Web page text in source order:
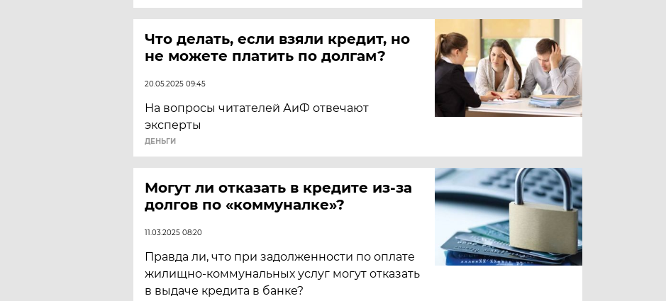
Что делать, если взяли кредит, но
не можете платить по долгам?
20.05.2025 09:45
На вопросы читателей АиФ отвечают
эксперты
ДЕНЬГИ
Могут ли отказать в кредите из-за
долгов по «коммуналке»?
11.03.2025 08:20
Правда ли, что при задолженности по оплате
жилищно-коммунальных услуг могут отказать
в выдаче кредита в банке?